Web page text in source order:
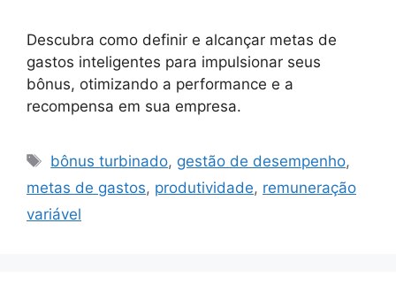
Descubra como definir e alcançar metas de
gastos inteligentes para impulsionar seus
bônus, otimizando a performance e a
recompensa em sua empresa.
Tags
bônus turbinado, gestão de desempenho,
metas de gastos, produtividade, remuneração
variável